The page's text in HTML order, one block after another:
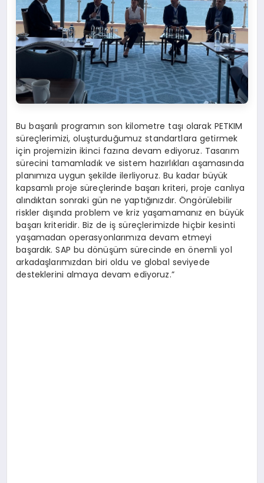
Bu başarılı programın son kilometre taşı olarak PETKIM
süreçlerimizi, oluşturduğumuz standartlara getirmek
için projemizin ikinci fazına devam ediyoruz. Tasarım
sürecini tamamladık ve sistem hazırlıkları aşamasında
planımıza uygun şekilde ilerliyoruz. Bu kadar büyük
kapsamlı proje süreçlerinde başarı kriteri, proje canlıya
alındıktan sonraki gün ne yaptığınızdır. Öngörülebilir
riskler dışında problem ve kriz yaşamamanız en büyük
başarı kriteridir. Biz de iş süreçlerimizde hiçbir kesinti
yaşamadan operasyonlarımıza devam etmeyi
başardık. SAP bu dönüşüm sürecinde en önemli yol
arkadaşlarımızdan biri oldu ve global seviyede
desteklerini almaya devam ediyoruz.”